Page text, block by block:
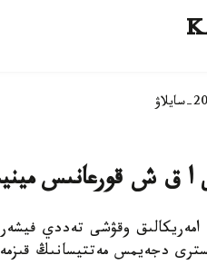
ا ق ش قورعانىس
- امەريكالىق وقۋشى تەددي
دجەيمس مەتتيسانىڭ